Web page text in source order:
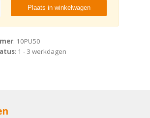
Plaats in winkelwagen
: 10PU50
: 1 - 3 werkdagen